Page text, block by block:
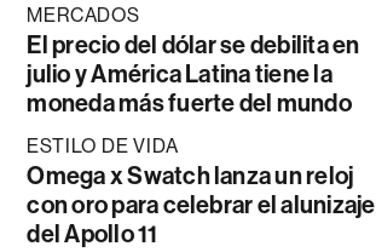
MERCADOS
El precio del dólar se debilita en
julio y América Latina tiene la
moneda más fuerte del mundo
ESTILO DE VIDA
Omega x Swatch lanza un reloj
con oro para celebrar el alunizaje
del Apollo 11